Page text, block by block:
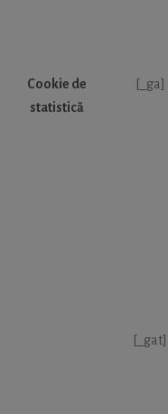
Cookie de
statistică
[_ga]
[_gat]